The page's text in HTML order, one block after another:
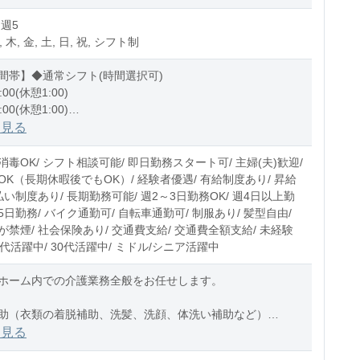
5
木, 金, 土, 日, 祝, シフト制
帯】◆通常シフト(時間選択可)
休憩1:00)
休憩1:00)
休憩1:00)
10時間程度/月
る
毒OK/ シフト相談可能/ 即日勤務スタート可/ 主婦(夫)歓迎/
（長期休暇後でもOK）/ 経験者優遇/ 有給制度あり/ 昇給
い制度あり/ 長期勤務可能/ 週2～3日勤務OK/ 週4日以上勤
日勤務/ バイク通勤可/ 自転車通勤可/ 制服あり/ 髪型自由/
禁煙/ 社会保険あり/ 交通費支給/ 交通費全額支給/ 未経験
活躍中/ 30代活躍中/ ミドル/シニア活躍中
ーム内での介護業務全般をお任せします。
（衣類の着脱補助、洗髪、洗顔、体洗い補助など）
（食事摂取のサポート、声掛け、見守り、配膳など）
る